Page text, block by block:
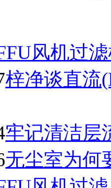
风机过
梓净谈直流
牢记清洁层
无尘室为何